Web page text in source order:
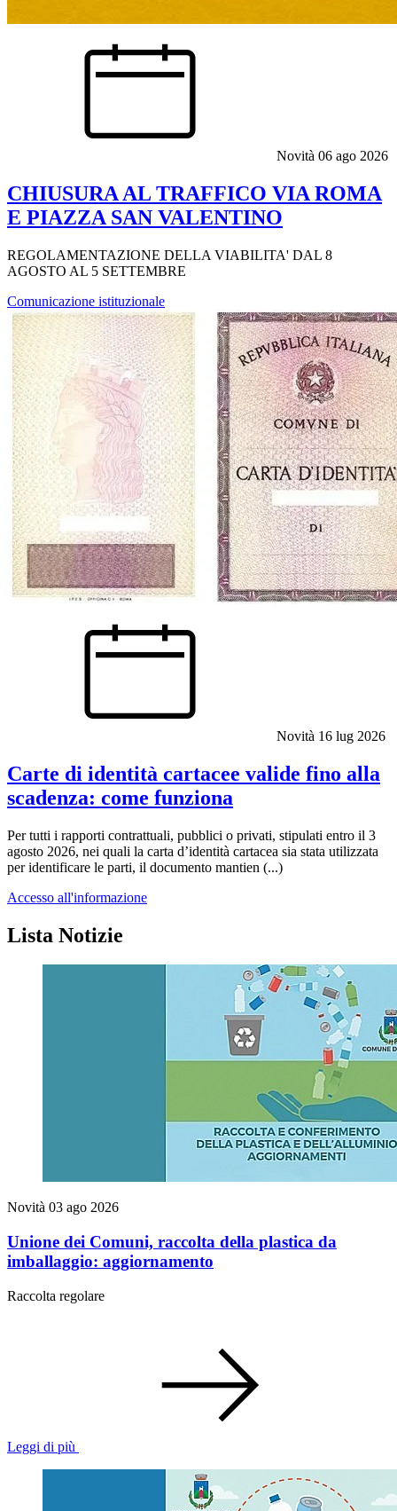
Novità 06 ago 2026
CHIUSURA AL TRAFFICO VIA ROMA
E PIAZZA SAN VALENTINO
REGOLAMENTAZIONE DELLA VIABILITA' DAL 8
AGOSTO AL 5 SETTEMBRE
Comunicazione istituzionale
Novità 16 lug 2026
Carte di identità cartacee valide fino alla
scadenza: come funziona
Per tutti i rapporti contrattuali, pubblici o privati, stipulati entro il 3
agosto 2026, nei quali la carta d’identità cartacea sia stata utilizzata
per identificare le parti, il documento mantien (...)
Accesso all'informazione
Lista Notizie
Novità 03 ago 2026
Unione dei Comuni, raccolta della plastica da
imballaggio: aggiornamento
Raccolta regolare
Leggi di più